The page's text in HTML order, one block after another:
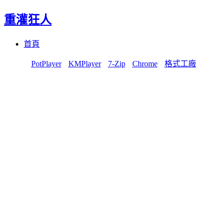
重灌狂人
首頁
PotPlayer KMPlayer 7-Zip Chrome 格式工廠